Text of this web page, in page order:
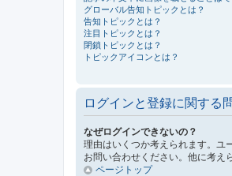
グローバル告知トピックとは？
告知トピックとは？
注目トピックとは？
閉鎖トピックとは？
トピックアイコンとは？
ログインと登録に関する
なぜログインできないの？
理由はいくつか考えられます。ユ
お問い合わせください。他に考え
ページトップ